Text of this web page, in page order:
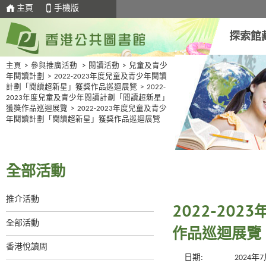
主頁 手機版
探索館
主頁 > 參與推廣活動 > 閱讀活動 > 兒童及青少
年閱讀計劃
> 2022-2023年度兒童及青少年閱讀
計劃「閱讀超新星」獲獎作品巡迴展覽 > 2022-
2023年度兒童及青少年閱讀計劃「閱讀超新星」
獲獎作品巡迴展覽 > 2022-2023年度兒童及青少
年閱讀計劃「閱讀超新星」獲獎作品巡迴展覽
全部活動
推介活動
全部活動
香港悅讀周
2022-2023年
作品巡迴展覽
日期:
2024年